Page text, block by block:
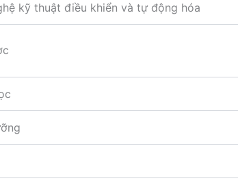
kỹ thuật điều khiển và tự động hóa